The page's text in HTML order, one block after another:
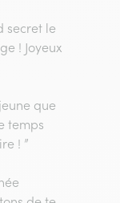
secret le
! Joyeux
que
temps
! ”